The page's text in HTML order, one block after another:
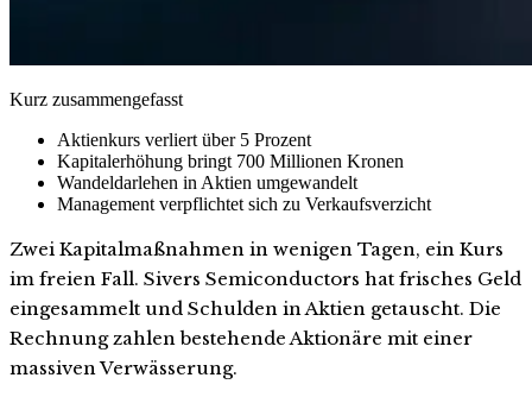
Kurz zusammengefasst
Aktienkurs verliert über 5 Prozent
Kapitalerhöhung bringt 700 Millionen Kronen
Wandeldarlehen in Aktien umgewandelt
Management verpflichtet sich zu Verkaufsverzicht
Zwei Kapitalmaßnahmen in wenigen Tagen, ein Kurs
im freien Fall. Sivers Semiconductors hat frisches Geld
eingesammelt und Schulden in Aktien getauscht. Die
Rechnung zahlen bestehende Aktionäre mit einer
massiven Verwässerung.